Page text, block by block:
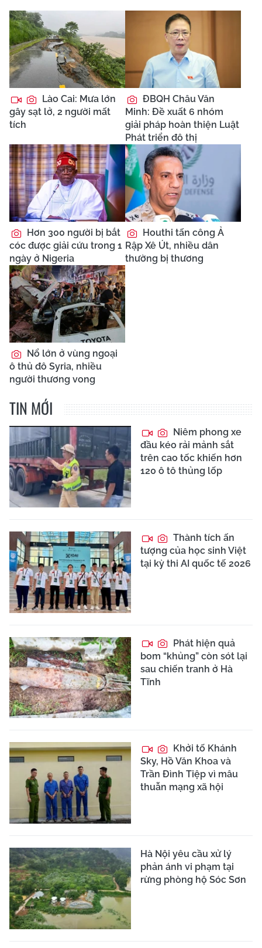
Lào Cai: Mưa lớn
gây sạt lở, 2 người mất
tích
ĐBQH Châu Văn
Minh: Đề xuất 6 nhóm
giải pháp hoàn thiện Luật
Phát triển đô thị
Hơn 300 người bị bắt
cóc được giải cứu trong 1
ngày ở Nigeria
Houthi tấn công Ả
Rập Xê Út, nhiều dân
thường bị thương
Nổ lớn ở vùng ngoại
ô thủ đô Syria, nhiều
người thương vong
TIN MỚI
Niêm phong xe
đầu kéo rải mảnh sắt
trên cao tốc khiến hơn
120 ô tô thủng lốp
Thành tích ấn
tượng của học sinh Việt
tại kỳ thi AI quốc tế 2026
Phát hiện quả
bom “khủng” còn sót lại
sau chiến tranh ở Hà
Tĩnh
Khởi tố Khánh
Sky, Hồ Văn Khoa và
Trần Đình Tiệp vì mâu
thuẫn mạng xã hội
Hà Nội yêu cầu xử lý
phản ánh vi phạm tại
rừng phòng hộ Sóc Sơn